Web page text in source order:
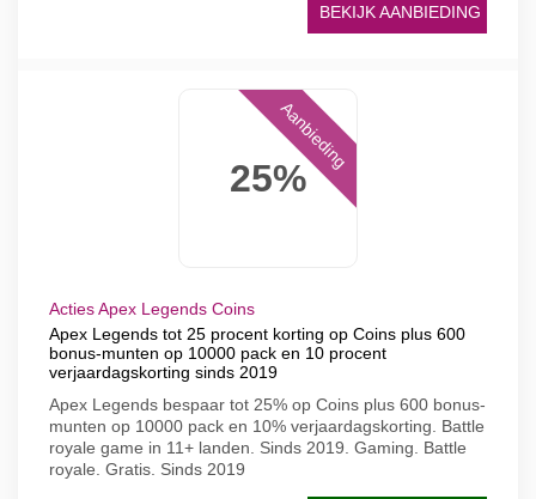
BEKIJK AANBIEDING
25%
Aanbieding
Acties Apex Legends Coins
Apex Legends tot 25 procent korting op Coins plus 600
bonus-munten op 10000 pack en 10 procent
verjaardagskorting sinds 2019
Apex Legends bespaar tot 25% op Coins plus 600 bonus-
munten op 10000 pack en 10% verjaardagskorting. Battle
royale game in 11+ landen. Sinds 2019. Gaming. Battle
royale. Gratis. Sinds 2019